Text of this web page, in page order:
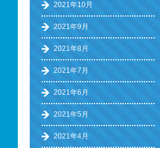
2021年10月
2021年9月
2021年8月
2021年7月
2021年6月
2021年5月
2021年4月